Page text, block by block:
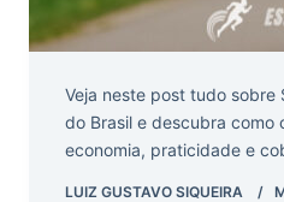
Veja neste post tudo sobre
do Brasil e descubra como
economia, praticidade e
LUIZ GUSTAVO SIQUEIRA